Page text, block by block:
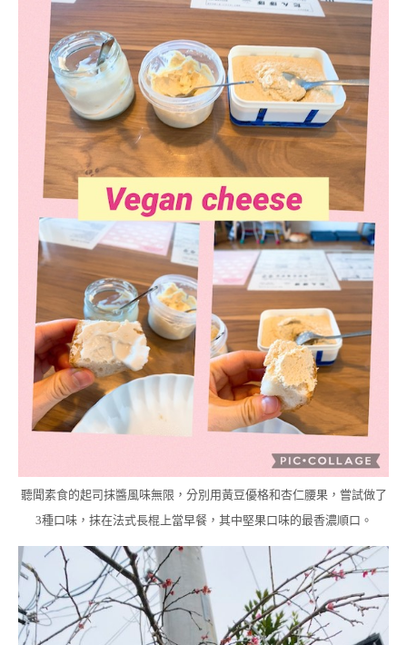
聽聞素食的起司抹醬風味無限，分別用黃豆優格和杏仁腰果，嘗試做了
3種口味，抹在法式長棍上當早餐，其中堅果口味的最香濃順口。